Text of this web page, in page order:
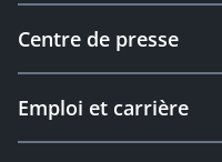
Centre de presse
Emploi et carrière